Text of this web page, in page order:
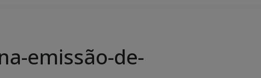
emissão-de-